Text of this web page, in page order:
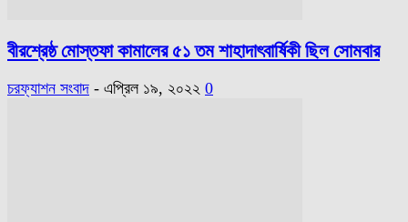
বীরশ্রেষ্ঠ মোস্তফা কামালের ৫১ তম শাহাদাৎবার্ষিকী ছিল সোমবার
চরফ্যাশন সংবাদ - এপ্রিল ১৯, ২০২২ 0